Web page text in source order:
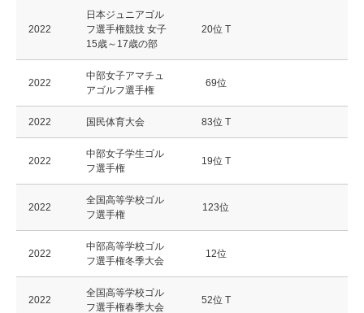
2022
日本ジュニアゴル
フ選手権競技 女子
15歳～17歳の部
20位 T
2022
中部女子アマチュ
アゴルフ選手権
69位
2022 国民体育大会 83位 T
2022
中部女子学生ゴル
フ選手権
19位 T
2022
全国高等学校ゴル
フ選手権
123位
2022
中部高等学校ゴル
フ選手権冬季大会
12位
2022
全国高等学校ゴル
フ選手権春季大会
52位 T